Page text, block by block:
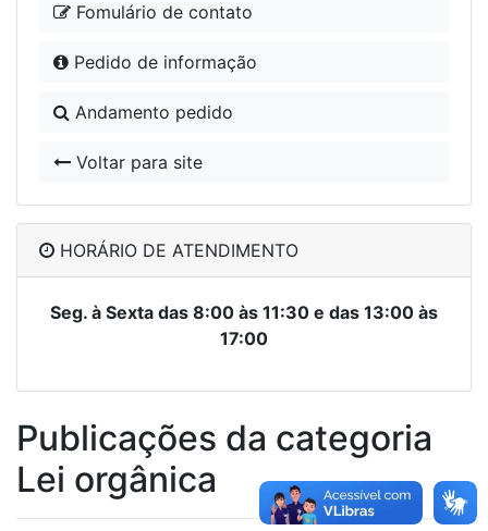
Fomulário de contato
Pedido de informação
Andamento pedido
Voltar para site
HORÁRIO DE ATENDIMENTO
Seg. à Sexta das 8:00 às 11:30 e das 13:00 às
17:00
Publicações da categoria
Lei orgânica